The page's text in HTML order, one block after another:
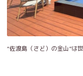
“佐渡島（さど）の金山”は